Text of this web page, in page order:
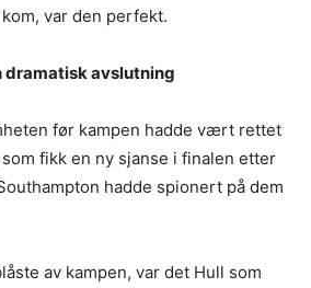
var den perfekt.
dramatisk avslutning
før kampen hadde vært rettet
fikk en ny sjanse i finalen etter
hadde spionert på dem
av kampen, var det Hull som